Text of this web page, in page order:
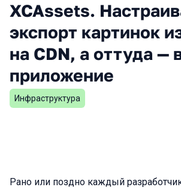
XCAssets.
экспорт картинок
на CDN, а оттуда —
приложение
Инфраструктура
Рано или поздно каждый